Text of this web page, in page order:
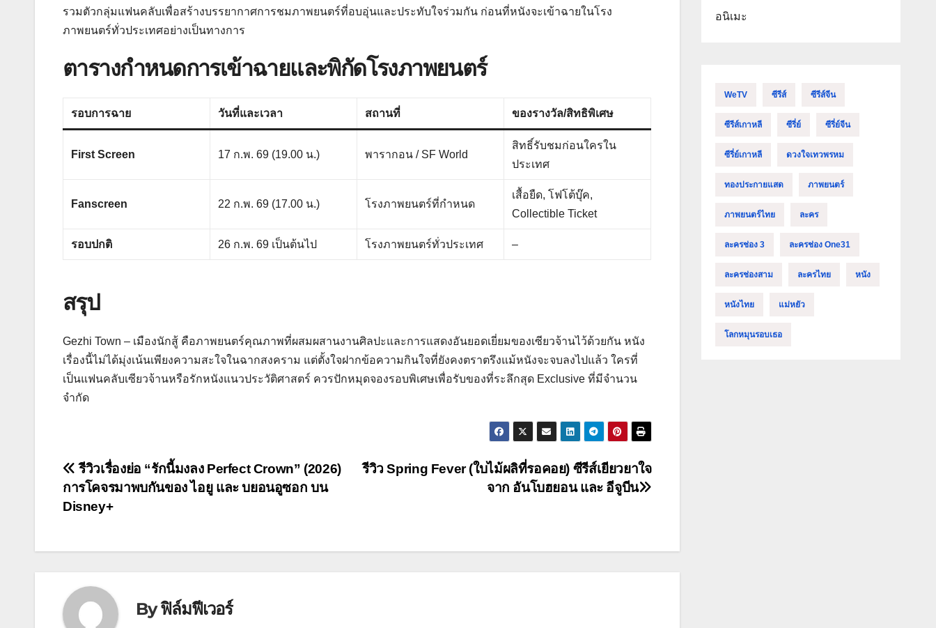
รวมตัวกลุ่มแฟนคลับเพื่อสร้างบรรยากาศการชมภาพยนตร์ที่อบอุ่นและประทับใจร่วมกัน ก่อนที่หนังจะเข้าฉายในโรง
ภาพยนตร์ทั่วประเทศอย่างเป็นทางการ
ตารางกำหนดการเข้าฉายและพิกัดโรงภาพยนตร์
รอบการฉาย วันที่และเวลา สถานที่ ของรางวัล/สิทธิพิเศษ
First Screen 17 ก.พ. 69 (19.00 น.) พารากอน / SF World
สิทธิ์รับชมก่อนใครใน
ประเทศ
Fanscreen 22 ก.พ. 69 (17.00 น.) โรงภาพยนตร์ที่กำหนด
เสื้อยืด, โฟโต้บุ๊ค,
Collectible Ticket
รอบปกติ 26 ก.พ. 69 เป็นต้นไป โรงภาพยนตร์ทั่วประเทศ –
สรุป
Gezhi Town – เมืองนักสู้ คือภาพยนตร์คุณภาพที่ผสมผสานงานศิลปะและการแสดงอันยอดเยี่ยมของเซียวจ้านไว้ด้วยกัน หนัง
เรื่องนี้ไม่ได้มุ่งเน้นเพียงความสะใจในฉากสงคราม แต่ตั้งใจฝากข้อความกินใจที่ยังคงตราตรึงแม้หนังจะจบลงไปแล้ว ใครที่
เป็นแฟนคลับเซียวจ้านหรือรักหนังแนวประวัติศาสตร์ ควรปักหมุดจองรอบพิเศษเพื่อรับของที่ระลึกสุด Exclusive ที่มีจำนวน
จำกัด
แนะแนว
เรื่อง
รีวิว Spring Fever (ใบไม้ผลิที่รอคอย) ซีรีส์เยียวยาใจ
จาก อันโบฮยอน และ อีจูบีน
รีวิวเรื่องย่อ “รักนี้มงลง Perfect Crown” (2026)
การโคจรมาพบกันของ ไอยู และ บยอนอูซอก บน
Disney+
Byฟิล์มฟีเวอร์
อนิเมะ
WeTV ซีรีส์ ซีรีส์จีน
ซีรีส์เกาหลี ซีรี่ย์ ซีรี่ย์จีน
ซีรี่ย์เกาหลี ดวงใจเทวพรหม
ทองประกายแสด ภาพยนตร์
ภาพยนตร์ไทย ละคร
ละครช่อง 3 ละครช่อง One31
ละครช่องสาม ละครไทย หนัง
หนังไทย แม่หยัว
โลกหมุนรอบเธอ